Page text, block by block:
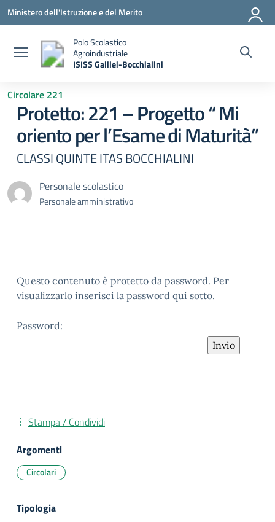
Vai ai contenuti
Vai al menu di navigazione
Vai al footer
Ministero dell'Istruzione e del Merito
Polo Scolastico
Agroindustriale
ISISS Galilei-Bocchialini
Circolare 221
Protetto: 221 – Progetto “ Mi
oriento per l’Esame di Maturità”
CLASSI QUINTE ITAS BOCCHIALINI
Personale scolastico
Personale amministrativo
Questo contenuto è protetto da password. Per
visualizzarlo inserisci la password qui sotto.
Password:
Stampa / Condividi
Argomenti
Circolari
Tipologia